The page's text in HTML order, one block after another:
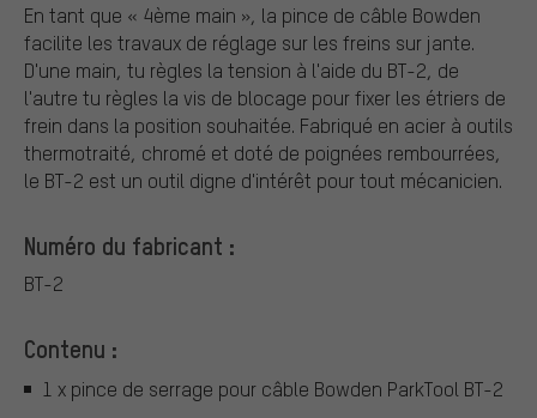
En tant que « 4ème main », la pince de câble Bowden
facilite les travaux de réglage sur les freins sur jante.
D'une main, tu règles la tension à l'aide du BT-2, de
l'autre tu règles la vis de blocage pour fixer les étriers de
frein dans la position souhaitée. Fabriqué en acier à outils
thermotraité, chromé et doté de poignées rembourrées,
le BT-2 est un outil digne d'intérêt pour tout mécanicien.
Numéro du fabricant :
BT-2
Contenu :
1 x pince de serrage pour câble Bowden ParkTool BT-2